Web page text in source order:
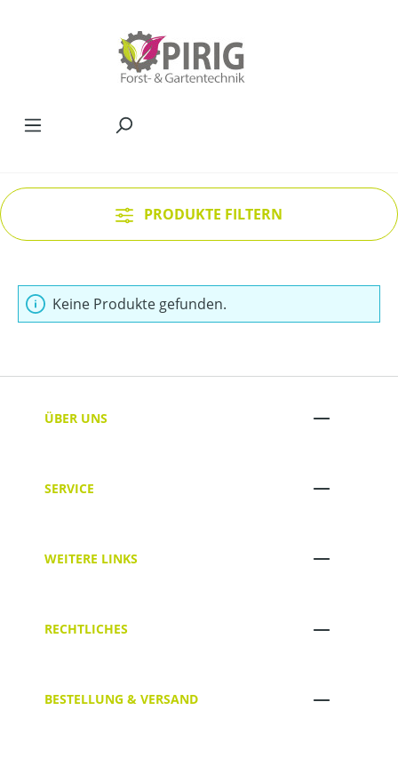
PRODUKTE FILTERN
Keine Produkte gefunden.
ÜBER UNS
SERVICE
WEITERE LINKS
RECHTLICHES
BESTELLUNG & VERSAND